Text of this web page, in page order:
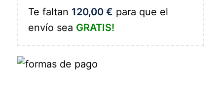
Te faltan 120,00 € para que el
envío sea GRATIS!